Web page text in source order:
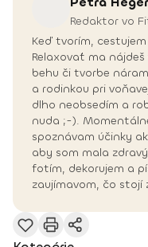
Redaktor vo
Keď tvorím,
Relaxovať ma
behu či tvorbe
a rodinkou pri
dlho neobsedím a
nuda ;-).
spoznávam účinky
aby som mala
fotím, dekorujem a
zaujímavom, čo